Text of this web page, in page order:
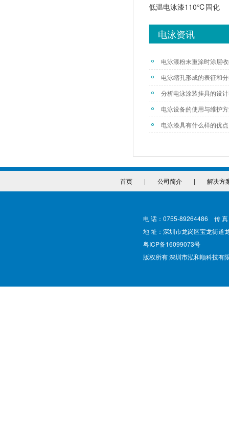
低温电泳漆110℃固化
电泳资讯
电泳漆粉末重涂时涂层
电泳缩孔形成的表征和
分析电泳涂装挂具的设
电泳设备的使用与维护
电泳漆具有什么样的优
首页 | 公司简介 | 解决方
电 话：0755-89264486 传
地 址：深圳市龙岗区宝龙街道
粤ICP备16099073号
版权所有 深圳市泓和顺科技有